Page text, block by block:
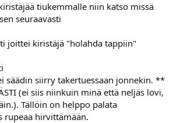
tiukemmalle niin katso missä
seuraavasti
joittei kiristäjä "holahda tappiin"
säädin siirry takertuessaan jonnekin. **
(ei siis niinkuin minä että neljäs lovi,
Tällöin on helppo palata
rupeaa hirvittämään.